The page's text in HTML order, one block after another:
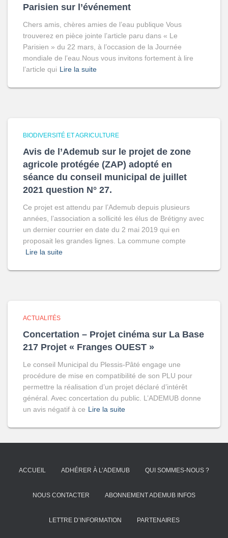
Parisien sur l’événement
‌Chers amis, chères amies de l’eau publique Vous
trouverez en pièce jointe l’article paru dans « Le
Parisien » du 22 mars, à l’occasion de la Journée
mondiale de l’eau.Nous vous invitons fortement à lire
l’article qui Lire la suite
BIODIVERSITÉ ET AGRICULTURE
Avis de l’Ademub sur le projet de zone
agricole protégée (ZAP) adopté en
séance du conseil municipal de juillet
2021 question N° 27.
Ce projet est attendu par l’Ademub depuis plusieurs
années, l’association a sollicité les élus de Brétigny avec
un dernier courrier en date du 2 mai 2019 qui en
proposait les grandes lignes. La commune compte
Lire la suite
ACTUALITÉS
Concertation – Projet cinéma sur La Base
217 Projet « Franges OUEST »
Le conseil Municipal du Plessis-Pâté engage une
procédure de mise en compatibilité de son PLU pour
permettre la réalisation d’un projet déclaré d’intérêt
général. Avec concertation du public. L’ADEMUB donne
un avis négatif à ce Lire la suite
ACCUEIL ADHÉRER À L’ADEMUB QUI SOMMES-NOUS ?
NOUS CONTACTER ABONNEMENT ADEMUB INFOS
LETTRE D’INFORMATION PARTENAIRES